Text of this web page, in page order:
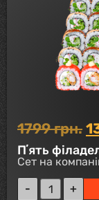
1799грн.
Пʼять
Сет на